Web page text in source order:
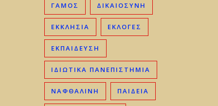
ΓΑΜΟΣ ΔΙΚΑΙΟΣΎΝΗ
ΕΚΚΛΗΣΊΑ ΕΚΛΟΓΈΣ
ΕΚΠΑΊΔΕΥΣΗ
ΙΔΙΩΤΙΚΆ ΠΑΝΕΠΙΣΤΉΜΙΑ
ΝΑΦΘΑΛΊΝΗ ΠΑΙΔΕΊΑ